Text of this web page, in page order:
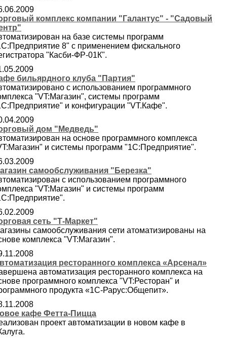
комплекс компании "Галантус" - "Садовый
на базе системы программ
8" с применением фискального
"Касби-ФР-01К".
бильярдного клуба "Партия"
с использованием программного
"VT:Магазин", системы программ
и конфигурации "VT.Кафе".
дом "Медведь"
на основе программного комплекса
и системы программ "1С:Предприятие".
самообслуживания "Березка"
с использованием программного
"VT:Магазин" и системы программ
сеть "Т-Маркет"
самообслуживания сети атоматизированы на
комплекса "VT:Магазин".
ресторанного комплекса «Арсенал»
автоматизация ресторанного комплекса на
программного комплекса "VT:Ресторан" и
продукта «1С-Рарус:Общепит».
кафе Фетта-Пицца
проект автоматизации в новом кафе в